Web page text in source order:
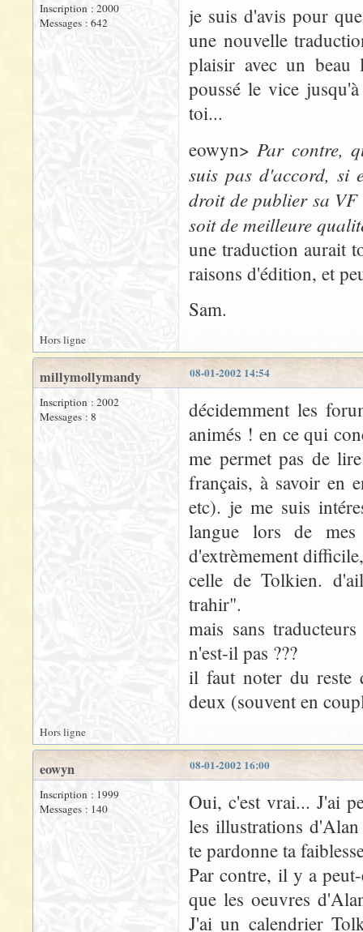
Inscription : 2000
Messages : 642
je suis d'avis pour
une nouvelle
plaisir avec un
poussé le vice
toi...
eowyn> Par contre,
suis pas d'accord, si
droit de publier sa
soit de meilleure
une traduction aurait
raisons d'édition, et
Sam.
Hors ligne
08-01-2002 14:54
millymollymandy
Inscription : 2002
Messages : 8
décidemment les
animés ! en ce qui
me permet pas de
français, à savoir en
etc). je me suis
langue lors de
d'extrèmement
celle de Tolkien.
trahir".
mais sans
n'est-il pas ???
il faut noter du reste
deux (souvent en
Hors ligne
08-01-2002 16:00
eowyn
Inscription : 1999
Messages : 140
Oui, c'est vrai... J'ai
les illustrations
te pardonne ta
Par contre, il y a
que les oeuvres
J'ai un calendrier